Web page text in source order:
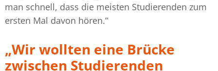
man schnell, dass die meisten Studierenden zum
ersten Mal davon hören.“
„Wir wollten eine Brücke
zwischen Studierenden